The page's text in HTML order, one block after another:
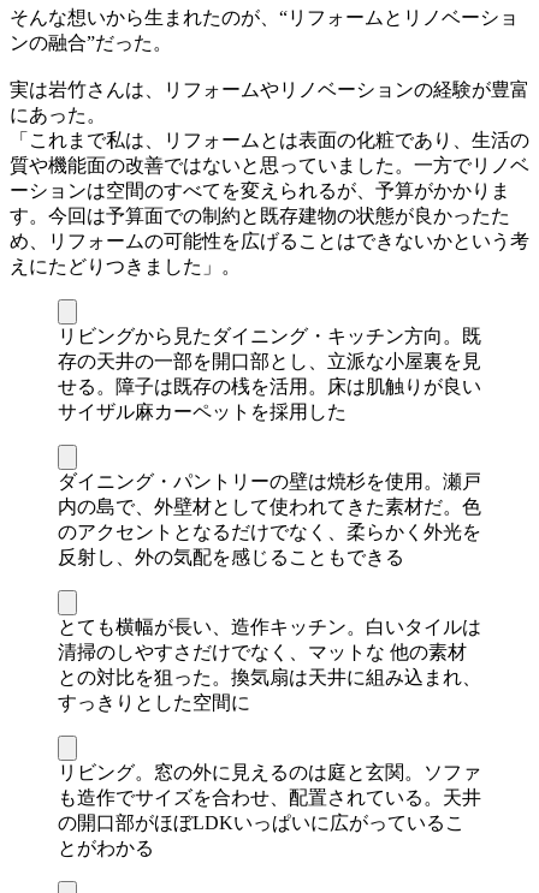
そんな想いから生まれたのが、“リフォームとリノベーショ
ンの融合”だった。
実は岩竹さんは、リフォームやリノベーションの経験が豊富
にあった。
「これまで私は、リフォームとは表面の化粧であり、生活の
質や機能面の改善ではないと思っていました。一方でリノベ
ーションは空間のすべてを変えられるが、予算がかかりま
す。今回は予算面での制約と既存建物の状態が良かったた
め、リフォームの可能性を広げることはできないかという考
えにたどりつきました」。
リビングから見たダイニング・キッチン方向。既
存の天井の一部を開口部とし、立派な小屋裏を見
せる。障子は既存の桟を活用。床は肌触りが良い
サイザル麻カーペットを採用した
ダイニング・パントリーの壁は焼杉を使用。瀬戸
内の島で、外壁材として使われてきた素材だ。色
のアクセントとなるだけでなく、柔らかく外光を
反射し、外の気配を感じることもできる
とても横幅が長い、造作キッチン。白いタイルは
清掃のしやすさだけでなく、マットな 他の素材
との対比を狙った。換気扇は天井に組み込まれ、
すっきりとした空間に
リビング。窓の外に見えるのは庭と玄関。ソファ
も造作でサイズを合わせ、配置されている。天井
の開口部がほぼLDKいっぱいに広がっているこ
とがわかる